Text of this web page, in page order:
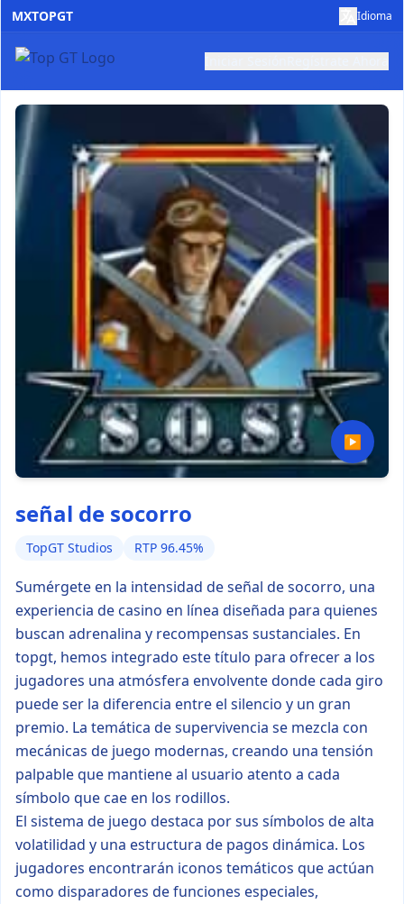
MXTOPGT Idioma
▶
señal de socorro
TopGT Studios RTP 96.45%
Sumérgete en la intensidad de señal de socorro, una
experiencia de casino en línea diseñada para quienes
buscan adrenalina y recompensas sustanciales. En
topgt, hemos integrado este título para ofrecer a los
jugadores una atmósfera envolvente donde cada giro
puede ser la diferencia entre el silencio y un gran
premio. La temática de supervivencia se mezcla con
mecánicas de juego modernas, creando una tensión
palpable que mantiene al usuario atento a cada
símbolo que cae en los rodillos.
El sistema de juego destaca por sus símbolos de alta
volatilidad y una estructura de pagos dinámica. Los
jugadores encontrarán iconos temáticos que actúan
como disparadores de funciones especiales,